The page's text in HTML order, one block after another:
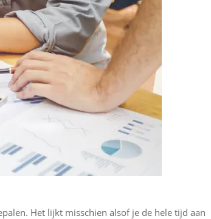
Het lijkt misschien alsof je de hele tijd aan